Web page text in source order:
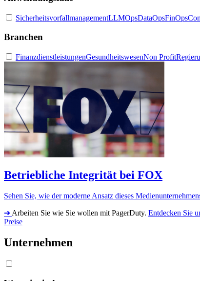
SicherheitsvorfallmanagementLLMOpsDataOpsFinOps
Branchen
FinanzdienstleistungenGesundheitswesenNon Profit
Betriebliche Integrität bei FOX
Sehen Sie, wie der moderne Ansatz dieses
➔ Arbeiten Sie wie Sie wollen mit PagerDuty. Entdecken Sie
Preise
Unternehmen